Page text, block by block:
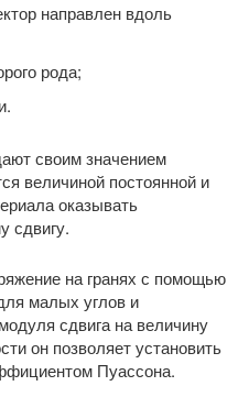
направлен вдоль
рода;
своим значением
величиной постоянной и
оказывать
сдвигу.
на гранях с помощью
малых углов и
сдвига на величину
он позволяет установить
Пуассона.